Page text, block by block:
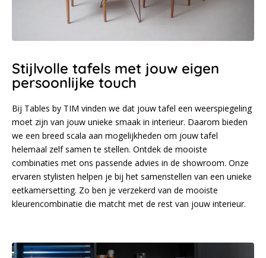
Stijlvolle tafels met jouw eigen
persoonlijke touch
Bij Tables by TIM vinden we dat jouw tafel een weerspiegeling
moet zijn van jouw unieke smaak in interieur. Daarom bieden
we een breed scala aan mogelijkheden om jouw tafel
helemaal zelf samen te stellen. Ontdek de mooiste
combinaties met ons passende advies in de showroom. Onze
ervaren stylisten helpen je bij het samenstellen van een unieke
eetkamersetting. Zo ben je verzekerd van de mooiste
kleurencombinatie die matcht met de rest van jouw interieur.